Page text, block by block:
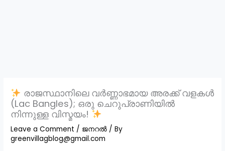
രാജസ്ഥാനിലെ വർണ്ണാഭമായ അരക്ക് വളകൾ
(Lac Bangles); ഒരു ചെറുപ്രാണിയിൽ
നിന്നുള്ള വിസ്മയം!
Leave a Comment / ജനറൽ / By
greenvillagblog@gmail.com